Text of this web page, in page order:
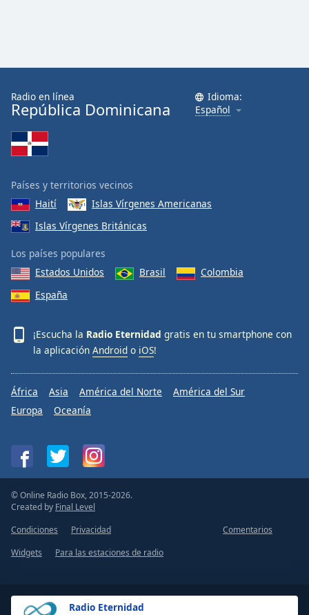
Radio Eternidad
Radio en línea
República Dominicana
Idioma:
Español
Países y territorios vecinos
Haití
Islas Vírgenes Americanas
Islas Vírgenes Británicas
Los países populares
Estados Unidos
Brasil
Colombia
España
¡Escucha la Radio Eternidad gratis en tu smartphone con
la aplicación Android o iOS!
África Asia América del Norte
América del Sur
Europa
Oceanía
© Online Radio Box, 2015-2026.
Created by Final Level
Condiciones
Privacidad
Comentarios
Widgets
Para las estaciones de radio